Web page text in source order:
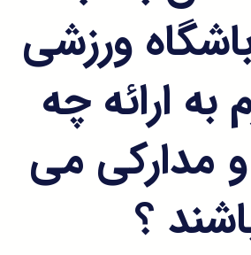
ورزشی
به ارائه چه
مدارکی می
؟